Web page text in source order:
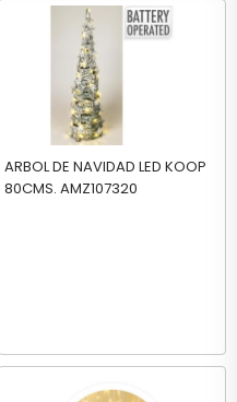
ARBOL DE NAVIDAD LED KOOP
80CMS. AMZ107320